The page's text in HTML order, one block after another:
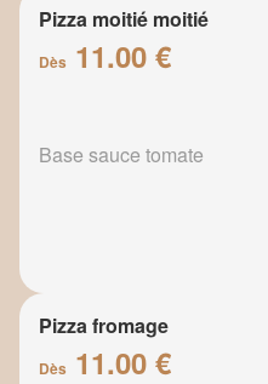
Pizza moitié moitié
Dès 11.00 €
Base sauce tomate
Pizza fromage
Dès 11.00 €